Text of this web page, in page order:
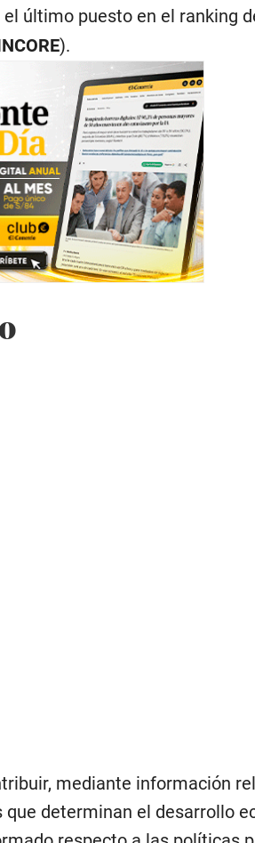
último puesto en el ranking
).
mediante información
determinan el desarrollo